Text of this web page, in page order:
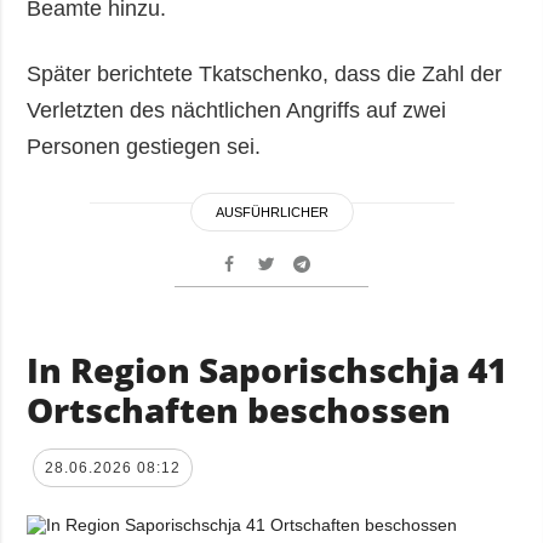
Beamte hinzu.
Später berichtete Tkatschenko, dass die Zahl der
Verletzten des nächtlichen Angriffs auf zwei
Personen gestiegen sei.
AUSFÜHRLICHER
In Region Saporischschja 41
Ortschaften beschossen
28.06.2026 08:12